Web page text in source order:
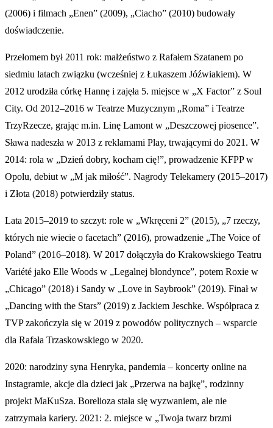
(2006) i filmach „Enen” (2009), „Ciacho” (2010) budowały
doświadczenie.
Przełomem był 2011 rok: małżeństwo z Rafałem Szatanem po
siedmiu latach związku (wcześniej z Łukaszem Jóźwiakiem). W
2012 urodziła córkę Hannę i zajęła 5. miejsce w „X Factor” z Soul
City. Od 2012–2016 w Teatrze Muzycznym „Roma” i Teatrze
TrzyRzecze, grając m.in. Linę Lamont w „Deszczowej piosence”.
Sława nadeszła w 2013 z reklamami Play, trwającymi do 2021. W
2014: rola w „Dzień dobry, kocham cię!”, prowadzenie KFPP w
Opolu, debiut w „M jak miłość”. Nagrody Telekamery (2015–2017)
i Złota (2018) potwierdziły status.
Lata 2015–2019 to szczyt: role w „Wkręceni 2” (2015), „7 rzeczy,
których nie wiecie o facetach” (2016), prowadzenie „The Voice of
Poland” (2016–2018). W 2017 dołączyła do Krakowskiego Teatru
Variété jako Elle Woods w „Legalnej blondynce”, potem Roxie w
„Chicago” (2018) i Sandy w „Love in Saybrook” (2019). Finał w
„Dancing with the Stars” (2019) z Jackiem Jeschke. Współpraca z
TVP zakończyła się w 2019 z powodów politycznych – wsparcie
dla Rafała Trzaskowskiego w 2020.
2020: narodziny syna Henryka, pandemia – koncerty online na
Instagramie, akcje dla dzieci jak „Przerwa na bajkę”, rodzinny
projekt MaKuSza. Borelioza stała się wyzwaniem, ale nie
zatrzymała kariery. 2021: 2. miejsce w „Twoja twarz brzmi